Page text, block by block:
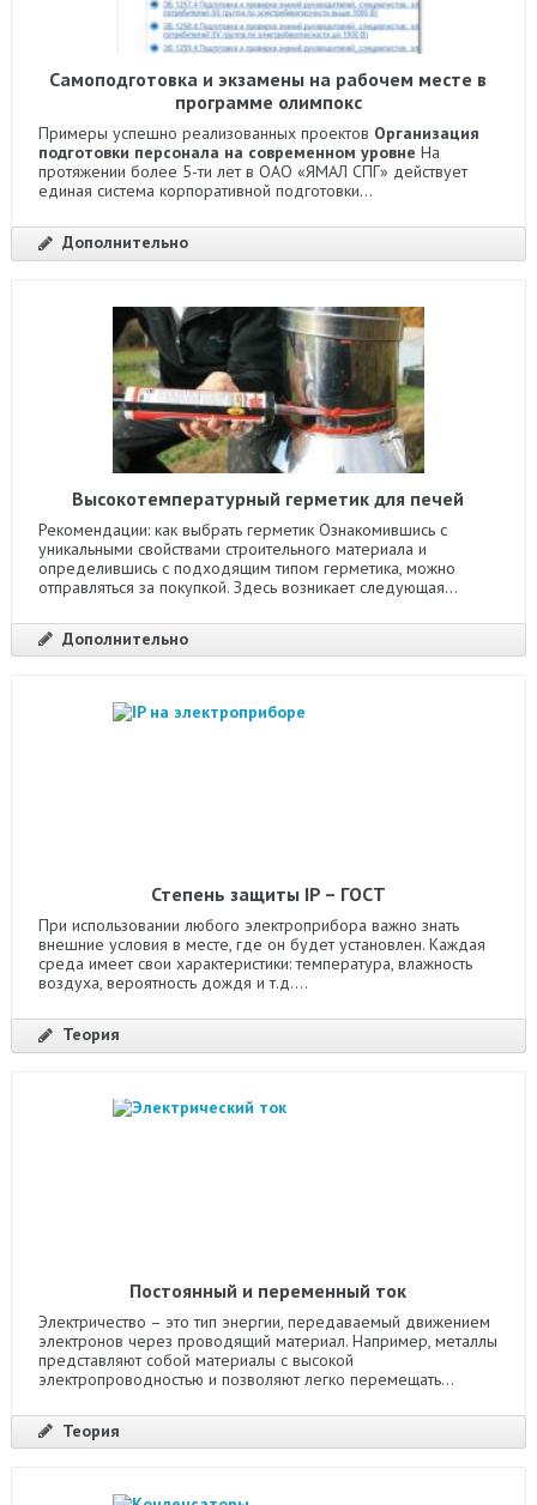
Cамоподготовка и экзамены на рабочем месте в
программе олимпокс
Примеры успешно реализованных проектов Организация
подготовки персонала на современном уровне На
протяжении более 5-ти лет в ОАО «ЯМАЛ СПГ» действует
единая система корпоративной подготовки...
Дополнительно
Высокотемпературный герметик для печей
Рекомендации: как выбрать герметик Ознакомившись с
уникальными свойствами строительного материала и
определившись с подходящим типом герметика, можно
отправляться за покупкой. Здесь возникает следующая...
Дополнительно
Степень защиты IP – ГОСТ
При использовании любого электроприбора важно знать
внешние условия в месте, где он будет установлен. Каждая
среда имеет свои характеристики: температура, влажность
воздуха, вероятность дождя и т.д....
Теория
Постоянный и переменный ток
Электричество – это тип энергии, передаваемый движением
электронов через проводящий материал. Например, металлы
представляют собой материалы с высокой
электропроводностью и позволяют легко перемещать...
Теория